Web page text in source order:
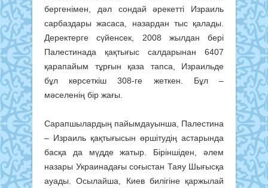
бергенімен, дәл сондай әрекетті Израиль
сарбаздары жасаса, назардан тыс қалады.
Дерек­терге сүйенсек, 2008 жылдан бері
Палестинада қақтығыс салдарынан 6407
қарапайым тұрғын қаза тапса, Израильде
бұл көрсеткіш 308-ге жеткен. Бұл –
мәселенің бір жағы.
Сарапшылардың пайымдауын­ша, Палестина
– Израиль қақтығы­сын өршітудің астарында
басқа да мүдде жатыр. Біріншіден, әлем
назары Украинадағы соғыстан Таяу Шығыс­қа
ауады. Осылайша, Киев би­лігіне қаржылай